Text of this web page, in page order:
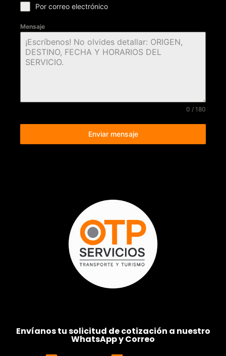
Por correo electrónico
Mensaje
0 / 180
Enviar mensaje
Envíanos tu solicitud de cotización a nuestro
WhatsApp y Correo